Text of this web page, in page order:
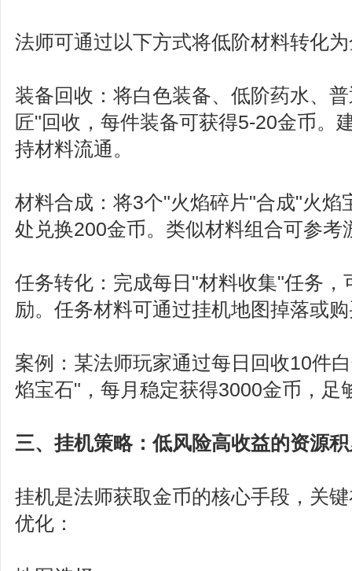
法师可通过以下方式将低阶材料转化
装备回收：将白色装备、低阶药水、
匠"回收，每件装备可获得5-20金币。
持材料流通。
材料合成：将3个"火焰碎片"合成"火焰
处兑换200金币。类似材料组合可参考
任务转化：完成每日"材料收集"任务，
励。任务材料可通过挂机地图掉落或
案例：某法师玩家通过每日回收10件
焰宝石"，每月稳定获得3000金币，足
三、挂机策略：低风险高收益的资源
挂机是法师获取金币的核心手段，关
优化：